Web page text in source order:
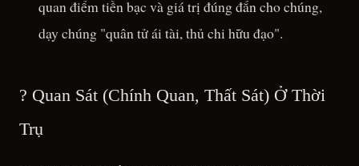
quan điểm tiền bạc và giá trị đúng đắn cho chúng,
dạy chúng "quân tử ái tài, thủ chi hữu đạo".
? Quan Sát (Chính Quan, Thất Sát) Ở Thời
Trụ